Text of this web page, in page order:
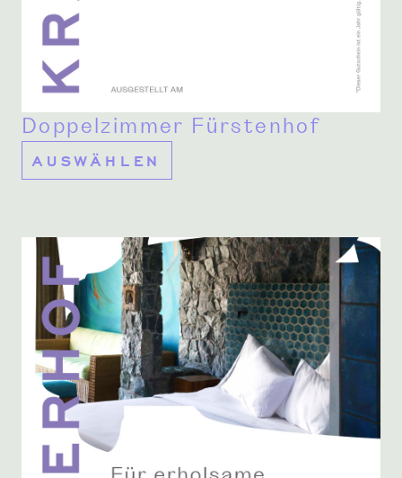
Doppelzimmer Fürstenhof
AUSWÄHLEN